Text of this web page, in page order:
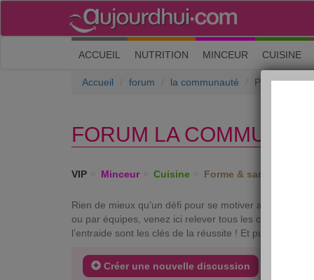
ACCUEIL (current)
NUTRITION MINCEUR CUISINE
Accueil forum la communauté Petits défis
FORUM LA
VIP Minceur Cuisine Forme & santé
Rien de mieux qu’un défi pour se motiver au
ou par équipes, venez ici relever tous les challenges
l’entraide sont les clés de la réussite ! Et puis, plus
Créer une nouvelle discussion